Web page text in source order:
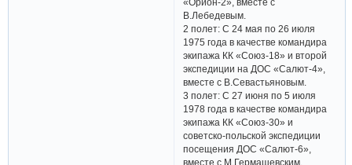
В.Лебедевым.
2 полет: С 24 мая по 26 июля
1975 года в качестве командира
экипажа КК «Союз-18» и второй
экспедиции на ДОС «Салют-4»,
вместе с В.Севастьяновым.
3 полет: С 27 июня по 5 июля
1978 года в качестве командира
экипажа КК «Союз-30» и
советско-польской экспедиции
посещения ДОС «Салют-6»,
вместе с М.Гермашевским.